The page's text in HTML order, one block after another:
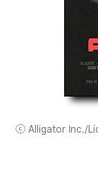
ⓒ Alligator Inc./